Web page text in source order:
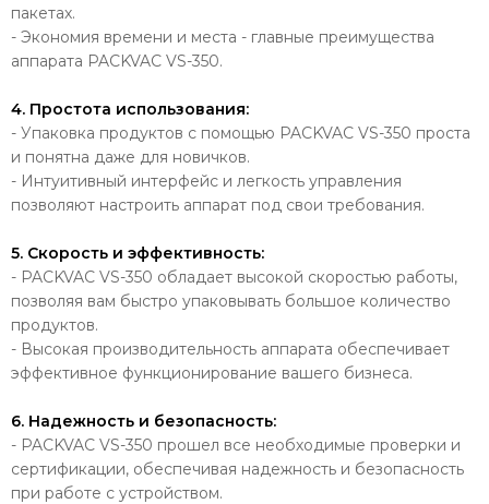
пакетах.
- Экономия времени и места - главные преимущества
аппарата PACKVAC VS-350.
4. Простота использования:
- Упаковка продуктов с помощью PACKVAC VS-350 проста
и понятна даже для новичков.
- Интуитивный интерфейс и легкость управления
позволяют настроить аппарат под свои требования.
5. Скорость и эффективность:
- PACKVAC VS-350 обладает высокой скоростью работы,
позволяя вам быстро упаковывать большое количество
продуктов.
- Высокая производительность аппарата обеспечивает
эффективное функционирование вашего бизнеса.
6. Надежность и безопасность:
- PACKVAC VS-350 прошел все необходимые проверки и
сертификации, обеспечивая надежность и безопасность
при работе с устройством.